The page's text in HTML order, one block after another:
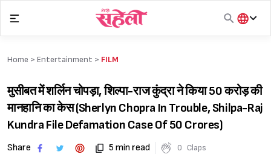
content
हिंदी
Home > Entertainment > FILM
मुसीबत में शर्लिन चोपड़ा, शिल्पा-राज कुंद्रा ने किया 50 करोड़ की
मानहानि का केस (Sherlyn Chopra In Trouble, Shilpa-Raj
Kundra File Defamation Case Of 50 Crores)
Share 5 min read 0 Claps